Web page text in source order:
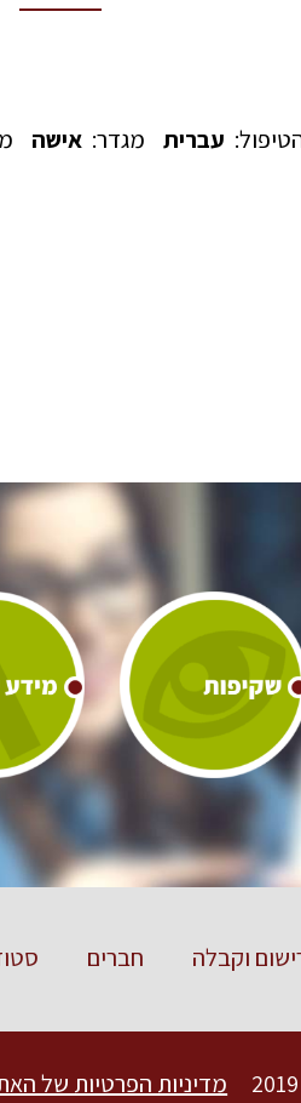
עברית מגדר: אישה
וקבלה חברים
מדיניות הפרטיות של